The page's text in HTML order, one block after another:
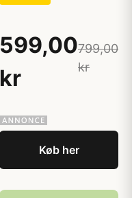
599,00
kr
799,00
kr
Køb her